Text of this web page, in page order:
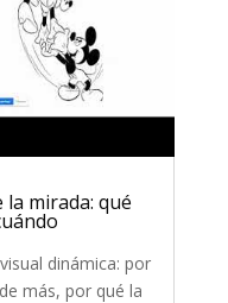
la mirada: qué
dinámica: por
más, por qué la